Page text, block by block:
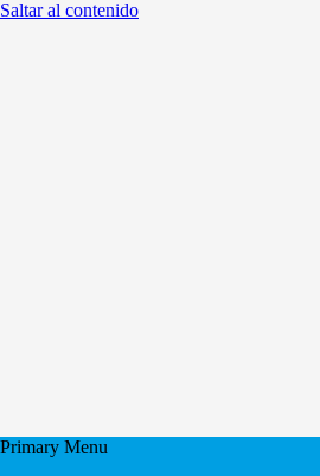
Saltar al contenido
Primary Menu